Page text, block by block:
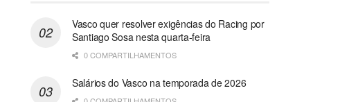
Vasco quer resolver exigências do Racing por
Santiago Sosa nesta quarta-feira
0 COMPARTILHAMENTOS
Salários do Vasco na temporada de 2026